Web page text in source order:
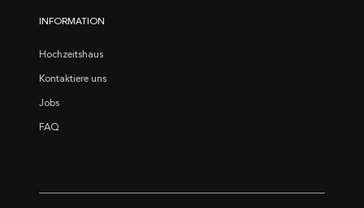
INFORMATION
Hochzeitshaus
Kontaktiere uns
Jobs
FAQ